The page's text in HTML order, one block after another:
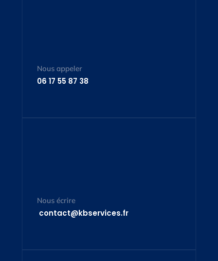
Nous appeler
06 17 55 87 38
Nous écrire
contact@kbservices.fr